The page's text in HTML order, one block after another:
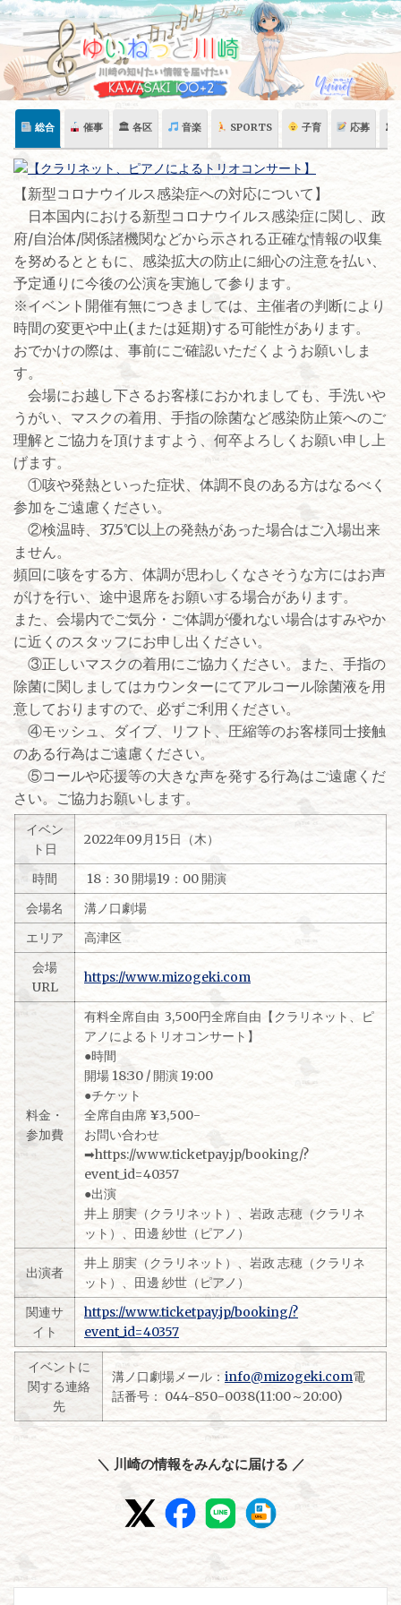
Skip
content
総合 催事 🏛 各区 音楽 SPORTS 子育 応募 🏛
​【新型コロナウイルス感染症への対応について】
日本国内における新型コロナウイルス感染症に関し、政
府/自治体/関係諸機関などから示される正確な情報の収集
を努めるとともに、感染拡大の防止に細心の注意を払い、
予定通りに今後の公演を実施して参ります。
※イベント開催有無につきましては、主催者の判断により
時間の変更や中止(または延期)する可能性があります。
おでかけの際は、事前にご確認いただくようお願いしま
す。
会場にお越し下さるお客様におかれましても、手洗いや
うがい、マスクの着用、手指の除菌など感染防止策へのご
理解とご協力を頂けますよう、何卒よろしくお願い申し上
げます。
①咳や発熱といった症状、体調不良のある方はなるべく
参加をご遠慮ください。
②検温時、37.5℃以上の発熱があった場合はご入場出来
ません。
頻回に咳をする方、体調が思わしくなさそうな方にはお声
がけを行い、途中退席をお願いする場合があります。
また、会場内でご気分・ご体調が優れない場合はすみやか
に近くのスタッフにお申し出ください。
③正しいマスクの着用にご協力ください。また、手指の
除菌に関しましてはカウンターにてアルコール除菌液を用
意しておりますので、必ずご利用ください。
④モッシュ、ダイブ、リフト、圧縮等のお客様同士接触
のある行為はご遠慮ください。
⑤コールや応援等の大きな声を発する行為はご遠慮くだ
さい。ご協力お願いします。
イベン
ト日
2022年09月15日（木）
時間
18：30 開場19：00 開演
会場名
溝ノ口劇場
エリア
高津区
会場
URL
https://www.mizogeki.com
料金・
参加費
有料全席自由 3,500円全席自由【クラリネット、ピ
アノによるトリオコンサート】
●時間
開場 18:30 / 開演 19:00
●チケット
全席自由席 ¥3,500-
​お問い合わせ
➡︎https://www.ticketpay.jp/booking/?
event_id=40357
●出演
井上 朋実（クラリネット）、岩政 志穂（クラリネ
ット）、田邊 紗世（ピアノ）
出演者
井上 朋実（クラリネット）、岩政 志穂（クラリネ
ット）、田邊 紗世（ピアノ）
関連サ
イト
https://www.ticketpay.jp/booking/?
event_id=40357
イベントに
関する連絡
先
溝ノ口劇場メール：info@mizogeki.com電
話番号： 044-850-0038(11:00～20:00)
＼ 川崎の情報をみんなに届ける ／